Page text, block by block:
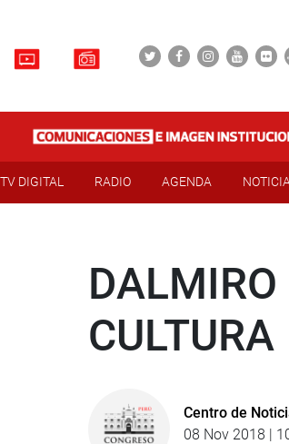
TV DIGITAL RADIO AGENDA
CULTURA
Centro de
08 Nov 2018 |